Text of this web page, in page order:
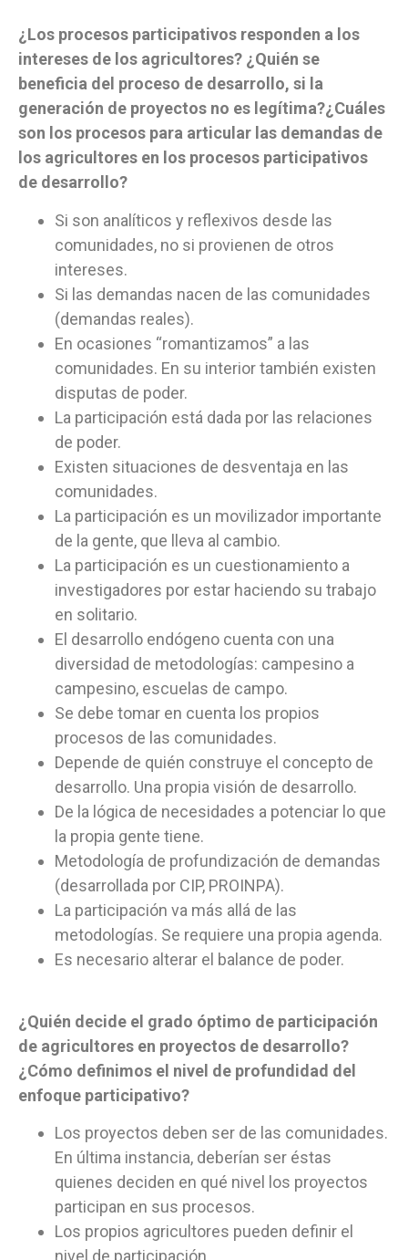
¿Los procesos participativos responden a los
intereses de los agricultores? ¿Quién se
beneficia del proceso de desarrollo, si la
generación de proyectos no es legítima?¿Cuáles
son los procesos para articular las demandas de
los agricultores en los procesos participativos
de desarrollo?
Si son analíticos y reflexivos desde las
comunidades, no si provienen de otros
intereses.
Si las demandas nacen de las comunidades
(demandas reales).
En ocasiones “romantizamos” a las
comunidades. En su interior también existen
disputas de poder.
La participación está dada por las relaciones
de poder.
Existen situaciones de desventaja en las
comunidades.
La participación es un movilizador importante
de la gente, que lleva al cambio.
La participación es un cuestionamiento a
investigadores por estar haciendo su trabajo
en solitario.
El desarrollo endógeno cuenta con una
diversidad de metodologías: campesino a
campesino, escuelas de campo.
Se debe tomar en cuenta los propios
procesos de las comunidades.
Depende de quién construye el concepto de
desarrollo. Una propia visión de desarrollo.
De la lógica de necesidades a potenciar lo que
la propia gente tiene.
Metodología de profundización de demandas
(desarrollada por CIP, PROINPA).
La participación va más allá de las
metodologías. Se requiere una propia agenda.
Es necesario alterar el balance de poder.
¿Quién decide el grado óptimo de participación
de agricultores en proyectos de desarrollo?
¿Cómo definimos el nivel de profundidad del
enfoque participativo?
Los proyectos deben ser de las comunidades.
En última instancia, deberían ser éstas
quienes deciden en qué nivel los proyectos
participan en sus procesos.
Los propios agricultores pueden definir el